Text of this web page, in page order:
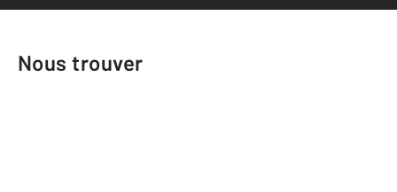
Nous trouver